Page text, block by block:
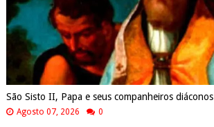
São Sisto II, Papa e seus companheiros diáconos
Agosto 07, 2026 0